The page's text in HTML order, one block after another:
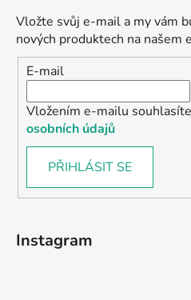
Vložte svůj e-mail a my vám
nových produktech na našem
E-mail
Vložením e-mailu
osobních údajů
PŘIHLÁSIT SE
Instagram